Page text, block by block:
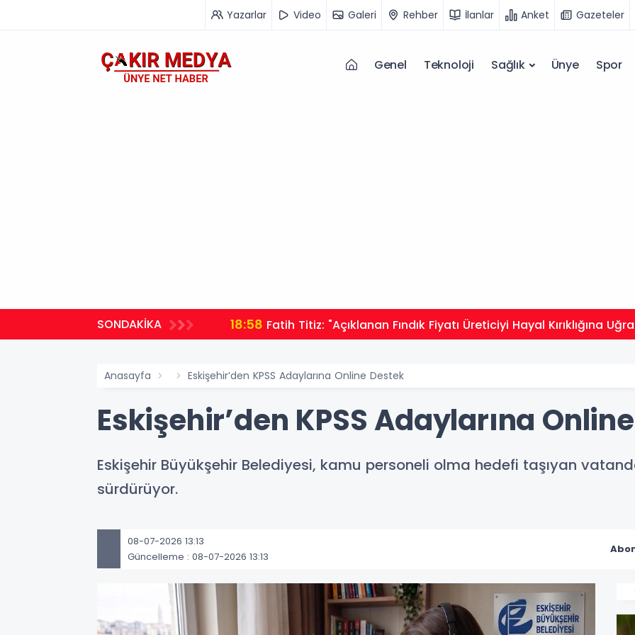
Yazarlar Video Galeri Rehber İlanlar Anket Gazeteler
Genel Teknoloji Sağlık Ünye Spor
SONDAKİKA 18:58 Fatih Titiz: "Açıklanan Fındık Fiyatı Üreticiyi Hayal Kırıklığına
Anasayfa Eskişehir’den KPSS Adaylarına Online Destek
Eskişehir’den KPSS Adaylarına
Eskişehir Büyükşehir Belediyesi, kamu personeli olma hedefi taşıyan
sürdürüyor.
08-07-2026 13:13
Güncelleme : 08-07-2026 13:13